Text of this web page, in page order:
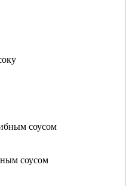
соусом
соусом